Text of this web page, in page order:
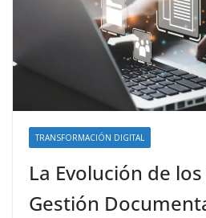
TRANSFORMACIÓN DIGITAL
La Evolución de
Gestión